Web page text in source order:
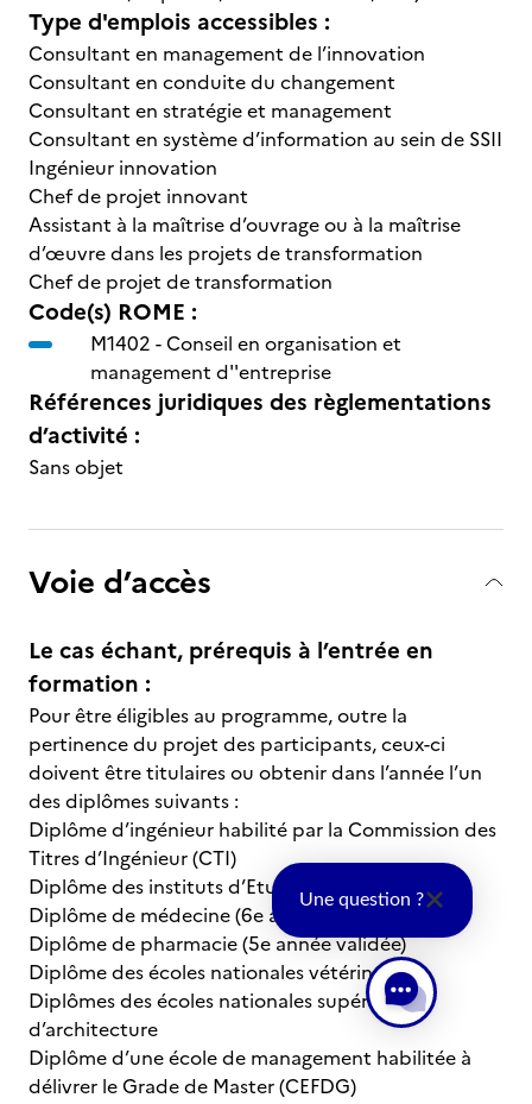
Type d'emplois accessibles :
Consultant en management de l’innovation
Consultant en conduite du changement
Consultant en stratégie et management
Consultant en système d’information au sein de SSII
Ingénieur innovation
Chef de projet innovant
Assistant à la maîtrise d’ouvrage ou à la maîtrise
d’œuvre dans les projets de transformation
Chef de projet de transformation
Code(s) ROME :
M1402 -Conseil en organisation et
management d''entreprise
Références juridiques des règlementations
d’activité :
Sans objet
Voie d’accès
Le cas échant, prérequis à l’entrée en
formation :
Pour être éligibles au programme, outre la
pertinence du projet des participants, ceux-ci
doivent être titulaires ou obtenir dans l’année l’un
des diplômes suivants :
Diplôme d’ingénieur habilité par la Commission des
Titres d’Ingénieur (CTI)
Diplôme des instituts d’Etudes Politiques (IEP)
Diplôme de médecine (6e année validée)
Diplôme de pharmacie (5e année validée)
Diplôme des écoles nationales vétérinaires
Diplômes des écoles nationales supérieures
d’architecture
Diplôme d’une école de management habilitée à
délivrer le Grade de Master (CEFDG)
Une question ?